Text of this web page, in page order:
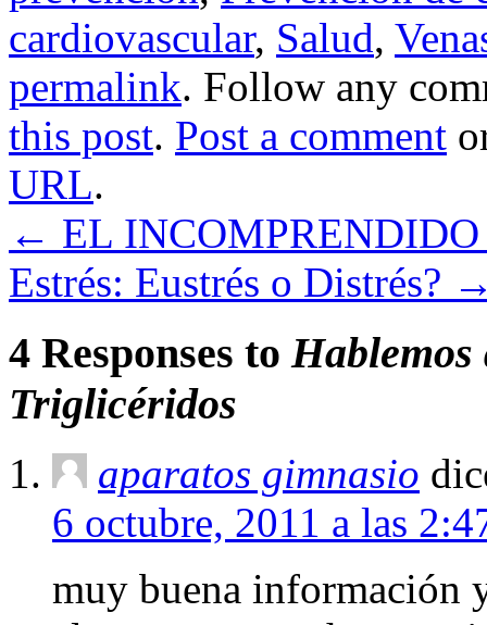
cardiovascular, Salud,
permalink. Follow any
this post. Post a comment
URL.
← EL
Estrés: Eustrés o Distrés?
4 Responses to Hablemos
Triglicéridos
aparatos gimnasio
6 octubre, 2011 a las
muy buena información